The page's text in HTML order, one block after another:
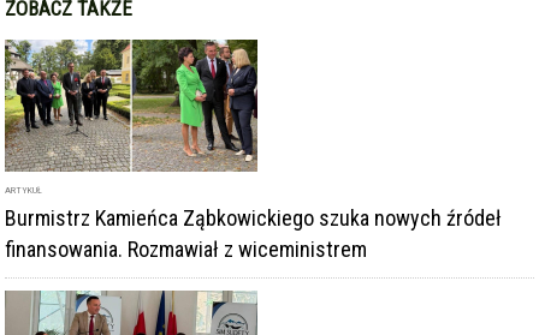
ZOBACZ TAKŻE
ARTYKUŁ
Burmistrz Kamieńca Ząbkowickiego szuka nowych źródeł
finansowania. Rozmawiał z wiceministrem